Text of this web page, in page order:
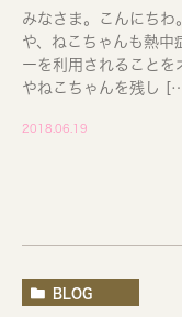
みなさま。こんにち
や、ねこちゃんも熱中
ーを利用されること
やねこちゃんを残し
2018.06.19
BLOG